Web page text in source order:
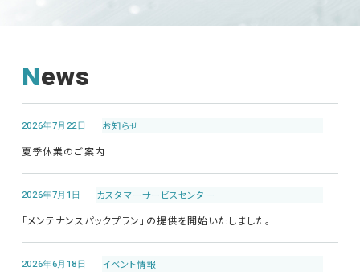
EMCソリューションセンター
お問い合わせ
News
2026年7月22日 お知らせ
夏季休業のご案内
2026年7月1日 カスタマーサービスセンター
「メンテナンスパックプラン」の提供を開始いたしました。
2026年6月18日 イベント情報